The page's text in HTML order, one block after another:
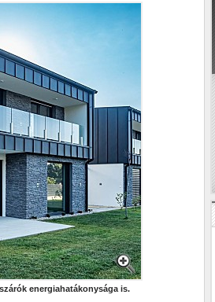
energiahatákonysága is.